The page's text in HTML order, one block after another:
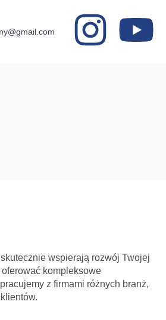
wspierają rozwój Twojej
kompleksowe
z firmami różnych branż,